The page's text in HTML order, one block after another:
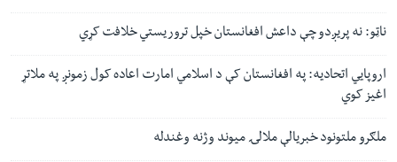
ناټو: نه پریږدو چې داعش افغانستان خپل تروریستي خلافت کړي
اروپایي اتحادیه: په افغانستان کې د اسلامي امارت اعاده کول زمونږ په ملاتړ
اغیز کوي
ملګرو ملتونود خبریالې ملالۍ میوند وژنه وغندله